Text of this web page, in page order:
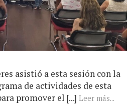
asistió a esta sesión con la
de actividades de esta
promover el [...] Leer más...